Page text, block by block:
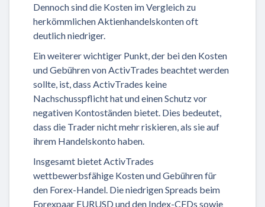
Dennoch sind die Kosten im Vergleich zu
herkömmlichen Aktienhandelskonten oft
deutlich niedriger.
Ein weiterer wichtiger Punkt, der bei den Kosten
und Gebühren von ActivTrades beachtet werden
sollte, ist, dass ActivTrades keine
Nachschusspflicht hat und einen Schutz vor
negativen Kontoständen bietet. Dies bedeutet,
dass die Trader nicht mehr riskieren, als sie auf
ihrem Handelskonto haben.
Insgesamt bietet ActivTrades
wettbewerbsfähige Kosten und Gebühren für
den Forex-Handel. Die niedrigen Spreads beim
Forexpaar EURUSD und den Index-CFDs sowie